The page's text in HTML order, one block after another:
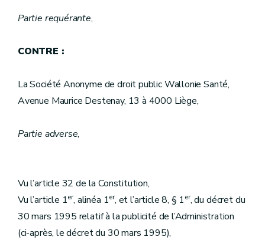
Partie requérante,
CONTRE :
La Société Anonyme de droit public Wallonie Santé,
Avenue Maurice Destenay, 13 à 4000 Liège,
Partie adverse,
Vu l’article 32 de la Constitution,
Vu l’article 1er, alinéa 1er, et l’article 8, § 1er, du décret du
30 mars 1995 relatif à la publicité de l’Administration
(ci-après, le décret du 30 mars 1995),